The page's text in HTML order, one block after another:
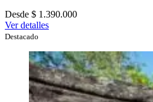
Desde $ 1.390.000
Ver detalles
Destacado